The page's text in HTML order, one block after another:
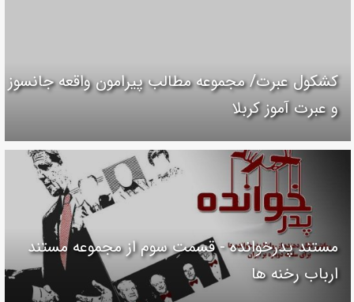
کشکول عبرت/ مجموعه مطالب پیرامون واقعه جانسوز
و عبرت آموز کربلا
مستند پدرخوانده - قسمت سوم از مجموعه مستند
ارباب رخنه ها